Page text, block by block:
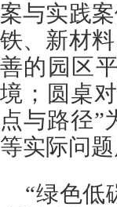
案与实践
铁、新材
善的园区
境；圆桌
点与路径”
等实际问
“绿色低